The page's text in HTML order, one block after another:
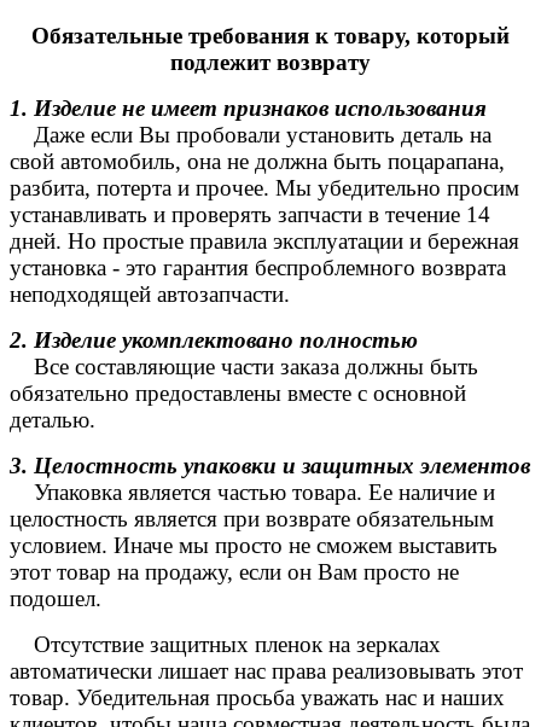
Обязательные требования к товару, который
подлежит возврату
1. Изделие не имеет признаков использования
Даже если Вы пробовали установить деталь на
свой автомобиль, она не должна быть поцарапана,
разбита, потерта и прочее. Мы убедительно просим
устанавливать и проверять запчасти в течение 14
дней. Но простые правила эксплуатации и бережная
установка - это гарантия беспроблемного возврата
неподходящей автозапчасти.
2. Изделие укомплектовано полностью
Все составляющие части заказа должны быть
обязательно предоставлены вместе с основной
деталью.
3. Целостность упаковки и защитных элементов
Упаковка является частью товара. Ее наличие и
целостность является при возврате обязательным
условием. Иначе мы просто не сможем выставить
этот товар на продажу, если он Вам просто не
подошел.
Отсутствие защитных пленок на зеркалах
автоматически лишает нас права реализовывать этот
товар. Убедительная просьба уважать нас и наших